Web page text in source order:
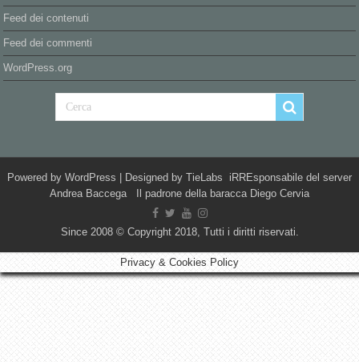
Feed dei contenuti
Feed dei commenti
WordPress.org
Powered by WordPress | Designed by TieLabs iRREsponsabile del server
Andrea Baccega Il padrone della baracca Diego Cervia
Since 2008 © Copyright 2018, Tutti i diritti riservati.
Privacy & Cookies Policy